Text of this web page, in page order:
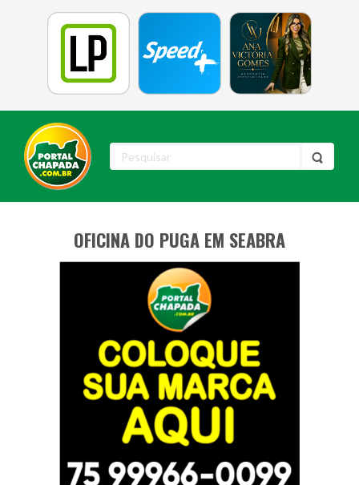
OFICINA DO PUGA EM SEABRA